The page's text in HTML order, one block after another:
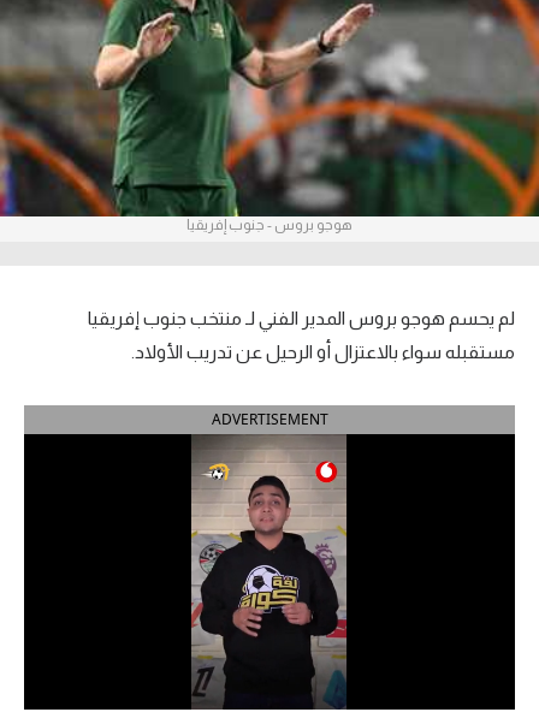
ركن الألعاب
بطولات
الدوري الإيطالي
الدوري السعودي للمحترفين
هوجو بروس - جنوب إفريقيا
لم يحسم هوجو بروس المدير الفني لـ منتخب جنوب إفريقيا
مستقبله سواء بالاعتزال أو الرحيل عن تدريب الأولاد.
ADVERTISEMENT